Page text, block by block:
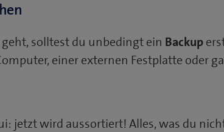
solltest du unbedingt ein Backup
einer externen Festplatte oder
jetzt wird aussortiert! Alles, was du